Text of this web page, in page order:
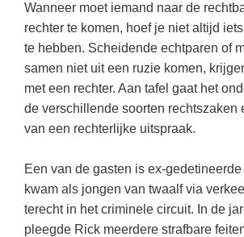
Zoetermeer(17)
Nederlands
Rekenen / Wiskunde
Scheikunde
Sociale vaardigheden
Spaans
Studievaardigheden
Frans
Geschiedenis
Media
Nederlands
Sociale vaardigheden
Studievaardigheden
Taalvaardigheden
Wanneer moet iemand naar de
rechter te komen, hoef je niet altijd
te hebben. Scheidende echtparen of
samen niet uit een ruzie komen,
met een rechter. Aan tafel gaat het
de verschillende soorten rechtszaken
van een rechterlijke uitspraak.
Een van de gasten is ex-
kwam als jongen van twaalf via
terecht in het criminele circuit. In de
pleegde Rick meerdere strafbare